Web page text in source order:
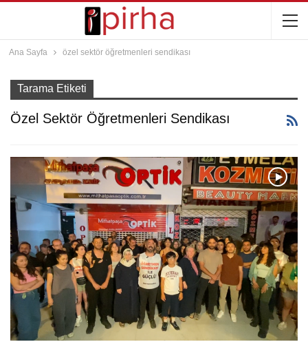
Ana Sayfa özel sektör öğretmenleri sendikası
Tarama Etiketi
Özel Sektör Öğretmenleri Sendikası